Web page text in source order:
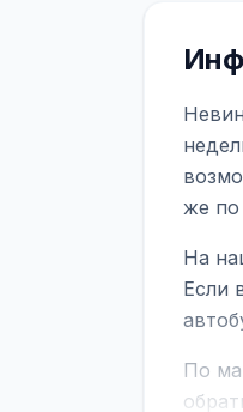
же по
На
Если
По